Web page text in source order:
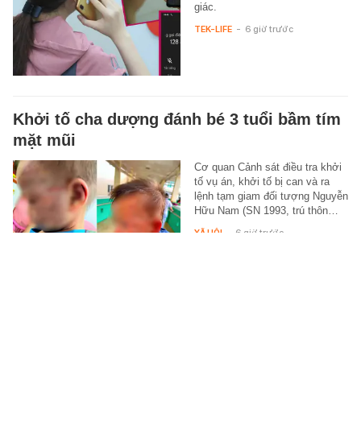
giác.
TEK-LIFE - 6 giờ trước
Khởi tố cha dượng đánh bé 3 tuổi bầm tím
mặt mũi
Cơ quan Cảnh sát điều tra khởi
tố vụ án, khởi tố bị can và ra
lệnh tạm giam đối tượng Nguyễn
Hữu Nam (SN 1993, trú thôn…
XÃ HỘI 6 giờ trước